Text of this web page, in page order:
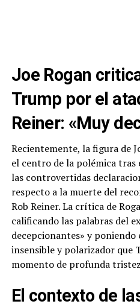
Joe Rogan
Trump por el
Reiner: «Muy
Recientemente, la figura de
el centro de la polémica tras
las controvertidas
respecto a la muerte del
Rob Reiner. La crítica de
calificando las palabras del
decepcionantes» y
insensible y polarizador que
momento de profunda
El contexto de